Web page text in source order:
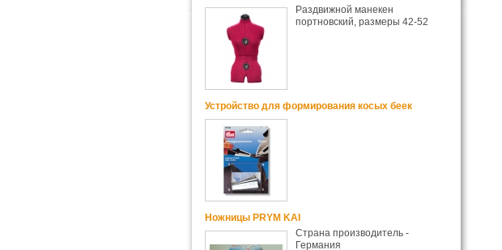
Раздвижной манекен
портновский, размеры 42-52
Устройство для формирования косых беек
Ножницы PRYM KAI
Страна производитель -
Германия